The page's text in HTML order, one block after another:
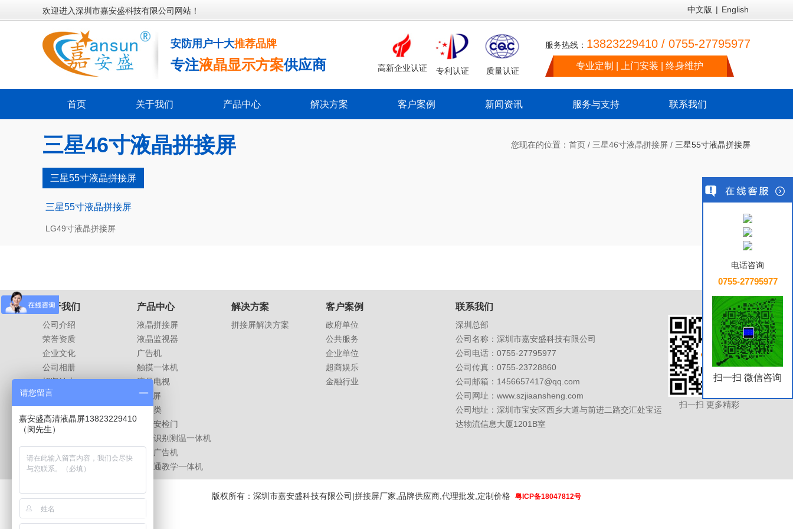
欢迎进入深圳市嘉安盛科技有限公司网站！ 中文版 | English
安防用户十大推荐品牌
专注液晶显示方案供应商 高新企业认证 专利认证 质量认证
服务热线： 13823229410 / 0755-27795977
专业定制 | 上门安装 | 终身维护
首页 关于我们 产品中心 解决方案 客户案例 新闻资讯 服务与支持 联系我们
三星46寸液晶拼接屏 您现在的位置： 首页 / 三星46寸液晶拼接屏 / 三星55寸液晶拼接屏
三星55寸液晶拼接屏
三星55寸液晶拼接屏
LG49寸液晶拼接屏
关于我们
公司介绍
荣誉资质
企业文化
公司相册
招贤纳士
产品中心
液晶拼接屏
液晶监视器
广告机
触摸一体机
液晶电视
LED屏
支架类
测温安检门
人脸识别测温一体机
户外广告机
班班通教学一体机
解决方案
拼接屏解决方案
客户案例
政府单位
公共服务
企业单位
超商娱乐
金融行业
联系我们
深圳总部
公司名称：深圳市嘉安盛科技有限公司
公司电话：0755-27795977
公司传真：0755-23728860
公司邮箱： 1456657417@qq.com
公司网址： www.szjiaansheng.com
公司地址：深圳市宝安区西乡大道与前进二路交汇处宝运
达物流信息大厦1201B室
扫一扫 更多精彩
版权所有：深圳市嘉安盛科技有限公司|拼接屏厂家,品牌供应商,代理批发,定制价格 粤ICP备18047812号
电话咨询
0755-27795977
扫一扫 微信咨询
请您留言
嘉安盛高清液晶屏13823229410
（闵先生）